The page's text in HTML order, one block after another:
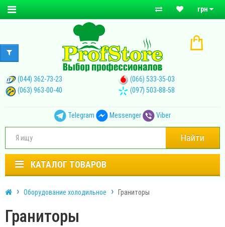
грн
(044) 362-73-23
(066) 533-35-03
(063) 963-00-40
(097) 503-88-58
Telegram Messenger Viber
Найти
КАТАЛОГ ТОВАРОВ
Оборудование холодильное Граниторы
Граниторы